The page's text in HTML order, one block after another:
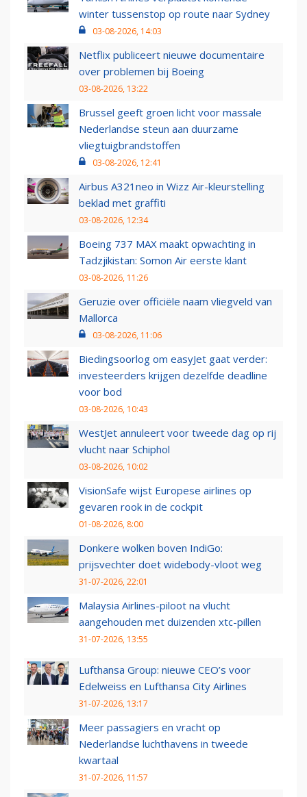
winter tussenstop op route naar Sydney
03-08-2026, 14:03
Netflix publiceert nieuwe documentaire
over problemen bij Boeing
03-08-2026, 13:22
Brussel geeft groen licht voor massale
Nederlandse steun aan duurzame
vliegtuigbrandstoffen
03-08-2026, 12:41
Airbus A321neo in Wizz Air-kleurstelling
beklad met graffiti
03-08-2026, 12:34
Boeing 737 MAX maakt opwachting in
Tadzjikistan: Somon Air eerste klant
03-08-2026, 11:26
Geruzie over officiële naam vliegveld van
Mallorca
03-08-2026, 11:06
Biedingsoorlog om easyJet gaat verder:
investeerders krijgen dezelfde deadline
voor bod
03-08-2026, 10:43
WestJet annuleert voor tweede dag op rij
vlucht naar Schiphol
03-08-2026, 10:02
VisionSafe wijst Europese airlines op
gevaren rook in de cockpit
01-08-2026, 8:00
Donkere wolken boven IndiGo:
prijsvechter doet widebody-vloot weg
31-07-2026, 22:01
Malaysia Airlines-piloot na vlucht
aangehouden met duizenden xtc-pillen
31-07-2026, 13:55
Lufthansa Group: nieuwe CEO’s voor
Edelweiss en Lufthansa City Airlines
31-07-2026, 13:17
Meer passagiers en vracht op
Nederlandse luchthavens in tweede
kwartaal
31-07-2026, 11:57